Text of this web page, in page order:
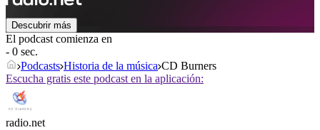
Descubrir más
El podcast comienza en
- 0 sec.
Podcasts Historia de la música CD Burners
Escucha gratis este podcast en la aplicación:
radio.net